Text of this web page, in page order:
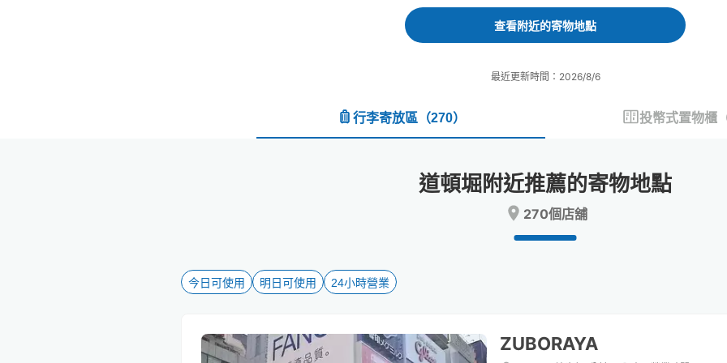
forward
to
the
calendar
select
the
changing
backward
interact
select
the
查看附近的寄物地點
最近更新時間：2026/8/6
行李寄放區 （270） 投幣式置物櫃
道頓堀附近推薦的寄物地點
270個店舖
今日可使用 明日可使用 24小時營業
ZUBORAYA